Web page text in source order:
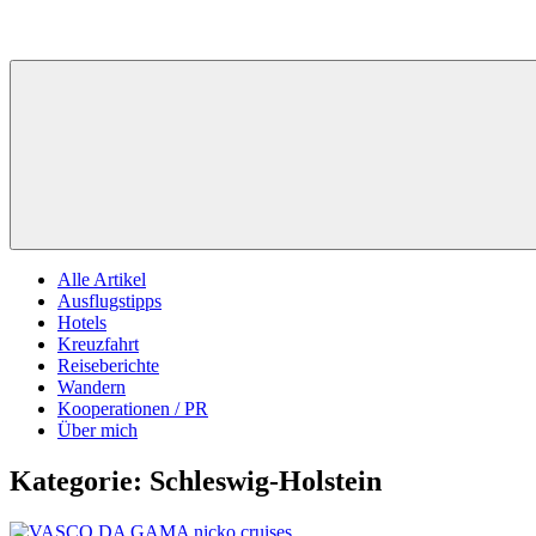
Alle Artikel
Ausflugstipps
Hotels
Kreuzfahrt
Reiseberichte
Wandern
Kooperationen / PR
Über mich
Kategorie: Schleswig-Holstein